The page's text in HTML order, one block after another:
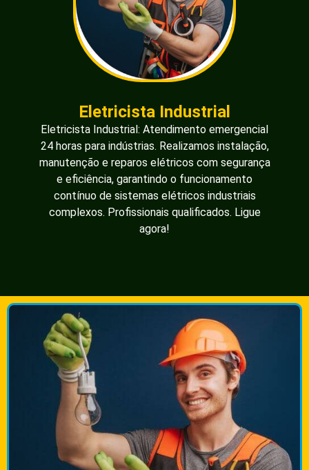
Eletricista Industrial
Eletricista Industrial: Atendimento emergencial
24 horas para indústrias. Realizamos instalação,
manutenção e reparos elétricos com segurança
e eficiência, garantindo o funcionamento
contínuo de sistemas elétricos industriais
complexos. Profissionais qualificados. Ligue
agora!